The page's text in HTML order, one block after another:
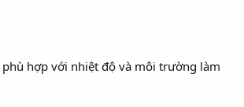
hợp với nhiệt độ và môi trường làm